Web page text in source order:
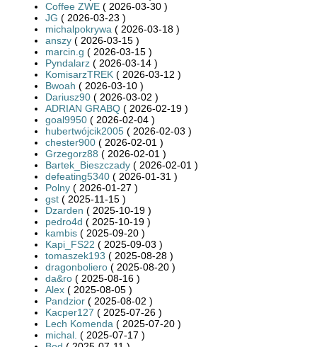
Coffee ZWE ( 2026-03-30 )
JG ( 2026-03-23 )
michalpokrywa ( 2026-03-18 )
anszy ( 2026-03-15 )
marcin.g ( 2026-03-15 )
Pyndalarz ( 2026-03-14 )
KomisarzTREK ( 2026-03-12 )
Bwoah ( 2026-03-10 )
Dariusz90 ( 2026-03-02 )
ADRIAN GRABQ ( 2026-02-19 )
goal9950 ( 2026-02-04 )
hubertwójcik2005 ( 2026-02-03 )
chester900 ( 2026-02-01 )
Grzegorz88 ( 2026-02-01 )
Bartek_Bieszczady ( 2026-02-01 )
defeating5340 ( 2026-01-31 )
Polny ( 2026-01-27 )
gst ( 2025-11-15 )
Dzarden ( 2025-10-19 )
pedro4d ( 2025-10-19 )
kambis ( 2025-09-20 )
Kapi_FS22 ( 2025-09-03 )
tomaszek193 ( 2025-08-28 )
dragonboliero ( 2025-08-20 )
da&ro ( 2025-08-16 )
Alex ( 2025-08-05 )
Pandzior ( 2025-08-02 )
Kacper127 ( 2025-07-26 )
Lech Komenda ( 2025-07-20 )
michal. ( 2025-07-17 )